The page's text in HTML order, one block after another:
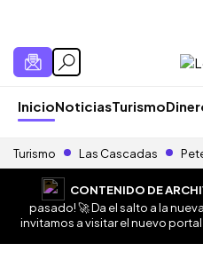
InicioNoticiasTurismo
Turismo Las Cascadas
CONTENIDO DE
pasado! 🚀 Da el salto a la
invitamos a visitar el nuevo